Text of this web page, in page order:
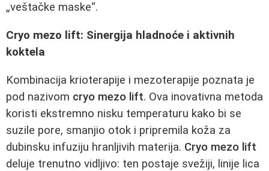
„veštačke maske“.
Cryo mezo lift: Sinergija hladnoće i aktivnih
koktela
Kombinacija krioterapije i mezoterapije poznata je
pod nazivom cryo mezo lift. Ova inovativna metoda
koristi ekstremno nisku temperaturu kako bi se
suzile pore, smanjio otok i pripremila koža za
dubinsku infuziju hranljivih materija. Cryo mezo lift
deluje trenutno vidljivo: ten postaje svežiji, linije lica